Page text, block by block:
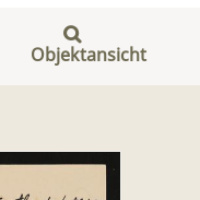
Objektansicht